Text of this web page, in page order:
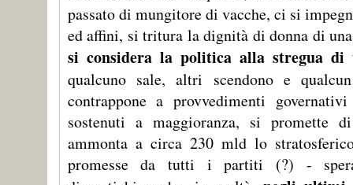
passato di mungitore di vacche, ci si
ed affini, si tritura la dignità di donna di
si considera la politica alla stregua di
qualcuno sale, altri scendono e
contrappone a provvedimenti
sostenuti a maggioranza, si promette
ammonta a circa 230 mld lo
promesse da tutti i partiti (?) -